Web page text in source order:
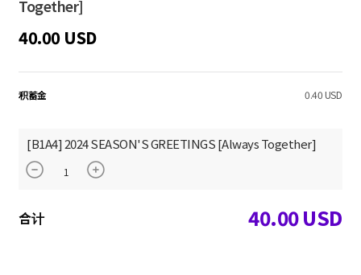
Together]
40.00 USD
积蓄金 0.40 USD
[B1A4] 2024 SEASON'S GREETINGS [Always Together]
合计 40.00USD